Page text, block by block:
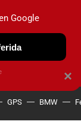
GPS BMW
×
Google